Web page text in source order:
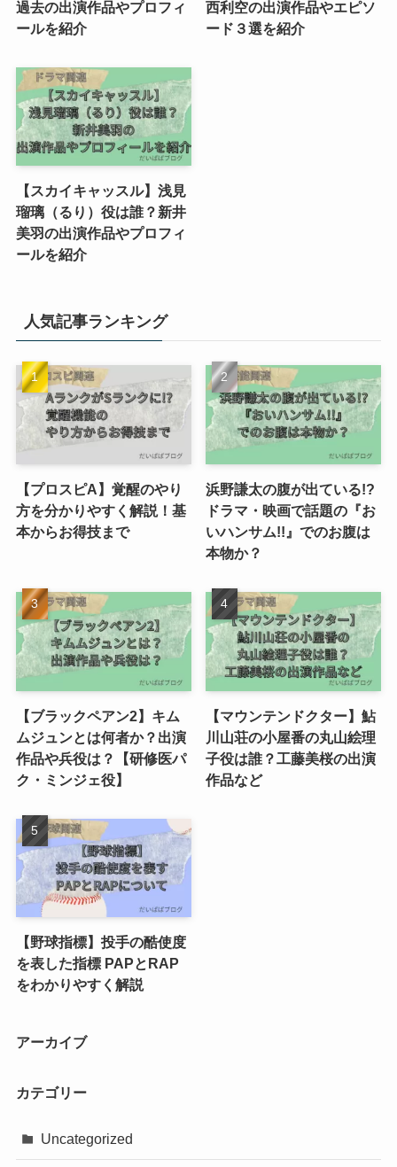
過去の出演作品やプロフィ
ールを紹介
西利空の出演作品やエピソ
ード３選を紹介
【スカイキャッスル】浅見
瑠璃（るり）役は誰？新井
美羽の出演作品やプロフィ
ールを紹介
人気記事ランキング
【プロスピA】覚醒のやり
方を分かりやすく解説！基
本からお得技まで
浜野謙太の腹が出ている!?
ドラマ・映画で話題の『お
いハンサム!!』でのお腹は
本物か？
【ブラックペアン2】キム
ムジュンとは何者か？出演
作品や兵役は？【研修医パ
ク・ミンジェ役】
【マウンテンドクター】鮎
川山荘の小屋番の丸山絵理
子役は誰？工藤美桜の出演
作品など
【野球指標】投手の酷使度
を表した指標 PAPとRAP
をわかりやすく解説
アーカイブ
カテゴリー
Uncategorized